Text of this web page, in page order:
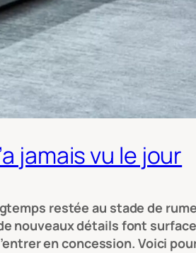
jamais vu le jour
restée au stade de
nouveaux détails font
en concession. Voici